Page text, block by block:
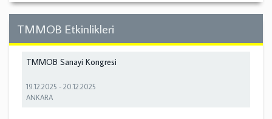
TMMOB Etkinlikleri
TMMOB Sanayi Kongresi
19.12.2025 -20.12.2025
ANKARA